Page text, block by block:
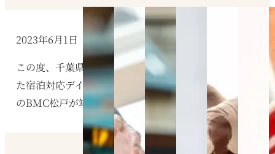
2023年6月1日
この度、千葉県松戸市中金杉にて建築を進めていまし
た宿泊対応デイサービスのブルーミングケアシリーズ
のBMC松戸が竣工しましたことをお知らせします。